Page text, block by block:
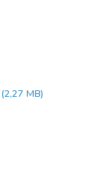
(2,27 MB)